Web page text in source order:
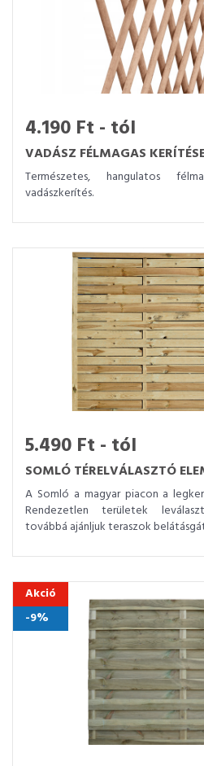
4.190 Ft - tól
VADÁSZ FÉLMAGAS
Természetes, hangulatos
vadászkerítés.
5.490 Ft - tól
SOMLÓ TÉRELVÁLASZTÓ
A Somló a magyar piacon a
Rendezetlen területek
továbbá ajánljuk teraszok
Akció
-9%